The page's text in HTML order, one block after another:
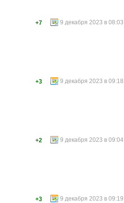
9 декабря 2023 в 08:03
+7
9 декабря 2023 в 09:18
+3
9 декабря 2023 в 09:04
+2
9 декабря 2023 в 09:19
+3